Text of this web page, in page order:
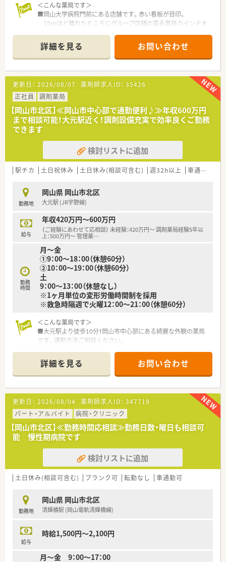
＜こんな薬局です＞
■岡山大学病院門前にある店舗です。赤い看板が目印。
15ｍほど離れたところにグループ店舗の富永薬局カインド大
■駐車場は2か所あり、満車の際はカインド大学町店の駐車場を
利用することもできます。
■店内には栄養補助食品だけでなく、介護用の靴や杖なども取り
扱いがあります。
患者様の状況に応じてご提案ができるようになっています。
＜業務内容＞
■調剤・投薬・監査など外来対応がメインです。
■岡山大学病院からの処方箋がメインとなりますので幅広い処
方に触れることができスキルアップにもつながります。
■処方箋枚数は40枚/日平均となります。
■ご入職後は配属先店舗での実務研修がメインとなります。
■資格取得を応援するスキルアップ支援制度がございます。
■社内研修制度としてサンデーセミナー（サンゼミ/毎月第3日曜
日開催）を実施されています。
薬剤師認定制度認証機構（CPC）に認証された認定薬剤師研修
社内外からも参加される方も多く、多角的な生涯教育の場を提
供されています。
■あゆみの会に加入されています。e-ラーニング・集合研修など
利用が可能です。
＜法人特徴＞
■富永薬局グループは岡山市、倉敷市、玉野市で展開されていま
す。
会社設立から30年以上。地域の認知度が非常に高く、
総合門前から医療モール・クリニックマンツーなど多様な薬局
介護事業も展開しており、岡山県内でも有数の在宅医療に強い
法人です。
■店舗を4つのブロックに分け、ブロック長が所属し、
各ブロックに必ず1人は応援対応が可能な薬剤師さんがいる人
員体制です。
■人事担当者も専任でいらっしゃいます。
薬剤師の方が働きやすい環境作りに会社全体で取り組まれて
います。
■社内にはシステム部があり、薬歴・レセコンなどは自社開発を
されています。
■システムサポートチームが社内にあるため、小回りの利く利点
を生かし、
実店舗からの意見の吸い上げや急なエラー対応も社内で完結
が可能です。
■福利厚生が充実しています。
資格取得支援制度はもちろん、リフレッシュトラベル奨励金制
度・
育児休業制度・同好会支援制度などが完備されています。
旅行をされる際、会社申請をすると補助対象となります。
（海外旅行3万円以内、国内旅行2万円以内）
パート勤務の方も申請可能で帰省時に利用される方もおられ
に興味のある方。
詳細を見る お問い合わせ
更新日： 2026/08/07 薬剤師求人ID： 35426
正社員
調剤薬局
【岡山市北区】≪岡山市中心部で通勤便利♪≫年収600万円
まで相談可能！大元駅近く！調剤設備充実で効率良くご勤務
できます
検討リストに追加
駅チカ 土日祝休み 土日休み(相談可含む) 週32h以上 車通勤可
勤務地
岡山県 岡山市北区
大元駅 (JR宇野線)
給与
年収420万円～600万円
（ご経験にあわせて応相談） 未経験：420万円～ 調剤薬局経験5年以
上：500万円～ 管理薬…
勤務
時間
月～金
①9：00～18：00（休憩60分）
②10：00～19：00（休憩60分）
土
9：00～13：00（休憩なし）
※1ヶ月単位の変形労働時間制を採用
※救急時隔週で火曜12：00～21：00（休憩60分）
＜こんな薬局です＞
■大元駅より徒歩10分！岡山市中心部にある綺麗な外観の薬局
です。通勤方法ご相談ください。
■処方箋の読み取りにはQRコードを利用しており、自動散薬分
包機、薬袋発行機、全自動錠剤分包機もあります。調剤設備を整
えることで調剤業務のスピード化に成功しています。
＜業務内容＞
■処方箋による調剤業務、服薬指導、薬剤情報の提供など
■精神科をメインで処方応需しています。応需処方箋枚数は125
枚/日程度、薬剤師6名在籍しています。
＜研修制度＞
■現場の先輩薬剤師より指導を受けて頂きます。
＜法人特徴＞
■岡山県内の病院門前に3店舗展開している地元の調剤薬局で
■面対応店舗を目指し、患者様対応を大切にされています。
■社内のモチベーションアップのため、メリハリをつけた勤務管
理・評価制度も整えられました。
毎週木曜朝に、職員勉強会を行っています。局外より講師(ドク
ター等)をお招きして講演頂いたり、職員が独自にテーマを考え
キルアップを目標に、勉強会を重ねています。学会などは自由参
詳細を見る お問い合わせ
更新日： 2026/08/04 薬剤師求人ID： 347719
パート・アルバイト
病院・クリニック
【岡山市北区】≪勤務時間応相談≫勤務日数・曜日も相談可
能 慢性期病院です
検討リストに追加
土日休み(相談可含む) ブランク可 転勤なし 車通勤可
勤務地
岡山県 岡山市北区
清輝橋駅 (岡山電軌清輝橋線)
給与
時給1,500円～2,100円
月～金 9：00～17：00